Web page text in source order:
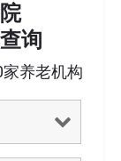
询
养老机构